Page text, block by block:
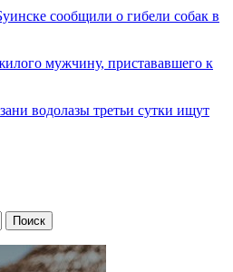
сообщили о гибели собак в
мужчину, пристававшего к
водолазы третьи сутки ищут